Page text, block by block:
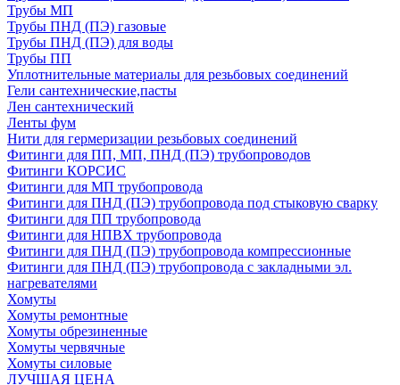
Трубы МП
Трубы ПНД (ПЭ) газовые
Трубы ПНД (ПЭ) для воды
Трубы ПП
Уплотнительные материалы для резьбовых соединений
Гели сантехнические,пасты
Лен сантехнический
Ленты фум
Нити для гермеризации резьбовых соединений
Фитинги для ПП, МП, ПНД (ПЭ) трубопроводов
Фитинги КОРСИС
Фитинги для МП трубопровода
Фитинги для ПНД (ПЭ) трубопровода под стыковую сварку
Фитинги для ПП трубопровода
Фитинги для НПВХ трубопровода
Фитинги для ПНД (ПЭ) трубопровода компрессионные
Фитинги для ПНД (ПЭ) трубопровода с закладными эл.
нагревателями
Хомуты
Хомуты ремонтные
Хомуты обрезиненные
Хомуты червячные
Хомуты силовые
ЛУЧШАЯ ЦЕНА